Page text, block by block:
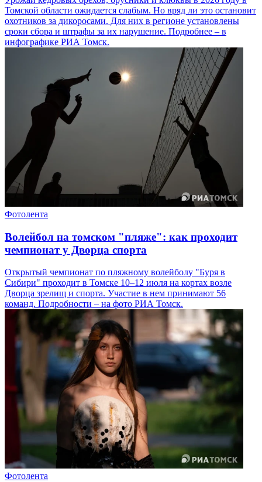
Томской области ожидается слабым. Но вряд ли это остановит
охотников за дикоросами. Для них в регионе установлены
сроки сбора и штрафы за их нарушение. Подробнее – в
инфографике РИА Томск.
Фотолента
Волейбол на томском "пляже": как проходит
чемпионат у Дворца спорта
Открытый чемпионат по пляжному волейболу "Буря в
Сибири" проходит в Томске 10–12 июля на кортах возле
Дворца зрелищ и спорта. Участие в нем принимают 56
команд. Подробности – на фото РИА Томск.
Фотолента